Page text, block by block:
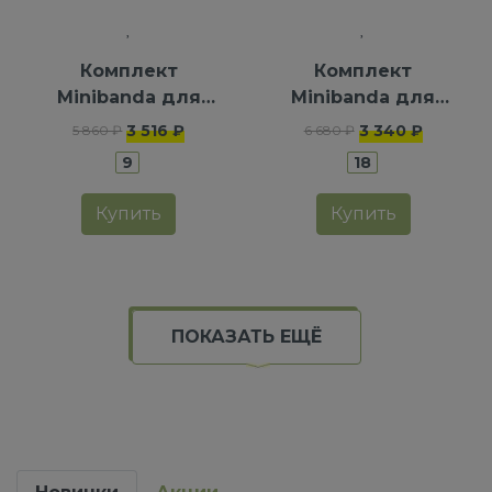
Комплект
Minibanda для
девочек
5 860 ₽ 3 516 ₽
9
Купить
Комплект
Minibanda для
девочек
6 680 ₽ 3 340 ₽
18
Купить
ПОКАЗАТЬ ЕЩЁ